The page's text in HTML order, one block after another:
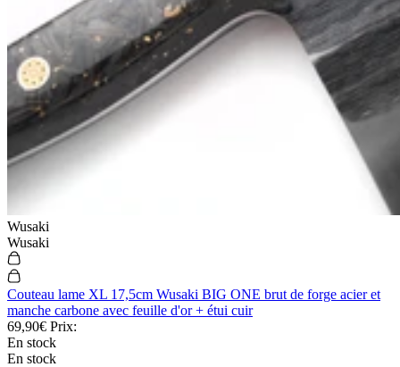
Wusaki
Wusaki
Couteau lame XL 17,5cm Wusaki BIG ONE brut de forge acier et
manche carbone avec feuille d'or + étui cuir
69,90€ Prix:
En stock
En stock